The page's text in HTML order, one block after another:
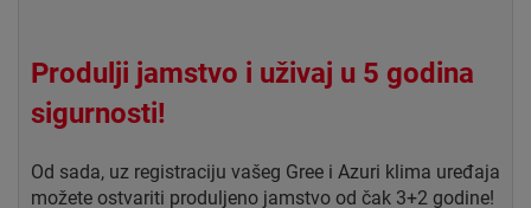
Produlji jamstvo i uživaj u 5 godina
sigurnosti!
Od sada, uz registraciju vašeg Gree i Azuri klima uređaja
možete ostvariti produljeno jamstvo od čak 3+2 godine!